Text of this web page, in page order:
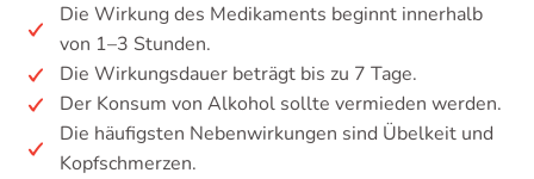
Die Wirkung des Medikaments beginnt innerhalb
von 1–3 Stunden.
Die Wirkungsdauer beträgt bis zu 7 Tage.
Der Konsum von Alkohol sollte vermieden werden.
Die häufigsten Nebenwirkungen sind Übelkeit und
Kopfschmerzen.